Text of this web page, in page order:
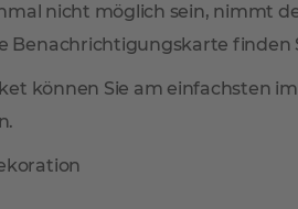
nicht möglich sein, nimmt
Benachrichtigungskarte finden
können Sie am einfachsten